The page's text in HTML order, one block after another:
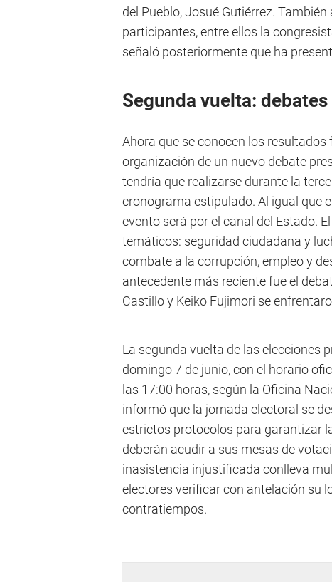
del Pueblo, Josué Gutiérrez.
participantes, entre ellos la
señaló posteriormente que ha
Segunda vuelta:
Ahora que se conocen los resultados
organización de un nuevo debate
tendría que realizarse durante la
cronograma estipulado. Al igual que
evento será por el canal del Estado.
temáticos: seguridad ciudadana y
combate a la corrupción, empleo y
antecedente más reciente fue el
Castillo y Keiko Fujimori se
La segunda vuelta de las elecciones
domingo 7 de junio, con el horario
las 17:00 horas, según la Oficina
informó que la jornada electoral se
estrictos protocolos para garantizar
deberán acudir a sus mesas de
inasistencia injustificada conlleva
electores verificar con antelación su
contratiempos.